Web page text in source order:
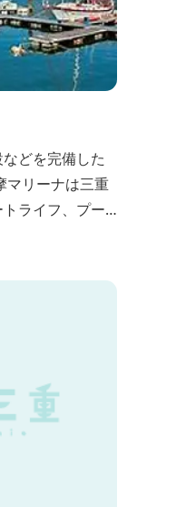
どを完備した
マリーナは三重
ライフ、プー
ゾート・マリ